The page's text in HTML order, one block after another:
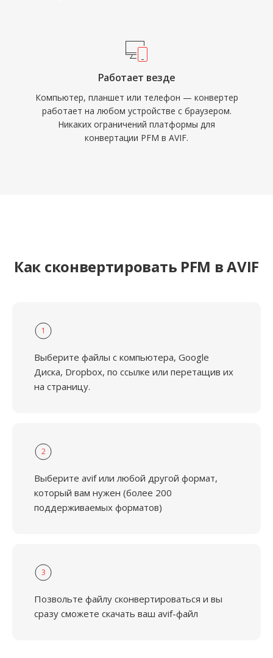
Работает везде
Компьютер, планшет или телефон — конвертер
работает на любом устройстве с браузером.
Никаких ограничений платформы для
конвертации PFM в AVIF.
Как сконвертировать PFM в AVIF
1
Выберите файлы с компьютера, Google
Диска, Dropbox, по ссылке или перетащив их
на страницу.
2
Выберите avif или любой другой формат,
который вам нужен (более 200
поддерживаемых форматов)
3
Позвольте файлу сконвертироваться и вы
сразу сможете скачать ваш avif-файл